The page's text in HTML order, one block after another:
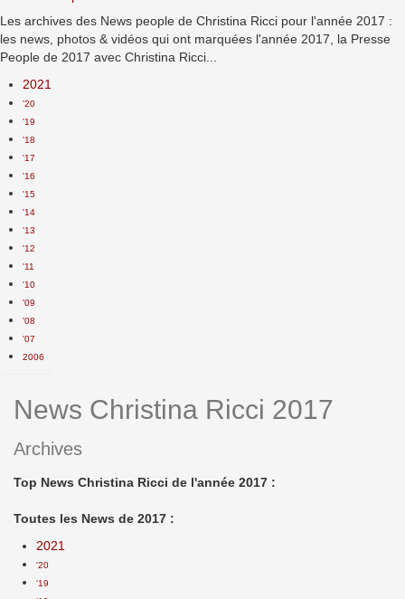
Les archives des News people de Christina Ricci pour l'année 2017 :
les news, photos & vidéos qui ont marquées l'année 2017, la Presse
People de 2017 avec Christina Ricci...
2021
'20
'19
'18
'17
'16
'15
'14
'13
'12
'11
'10
'09
'08
'07
2006
News Christina Ricci 2017
Archives
Top News Christina Ricci de l'année 2017 :
Toutes les News de 2017 :
2021
'20
'19